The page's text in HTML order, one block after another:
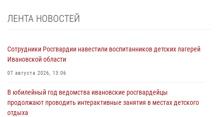
ЛЕНТА НОВОСТЕЙ
Сотрудники Росгвардии навестили воспитанников детских лагерей
Ивановской области
07 августа 2026, 13:06
В юбилейный год ведомства ивановские росгвардейцы
продолжают проводить интерактивные занятия в местах детского
отдыха